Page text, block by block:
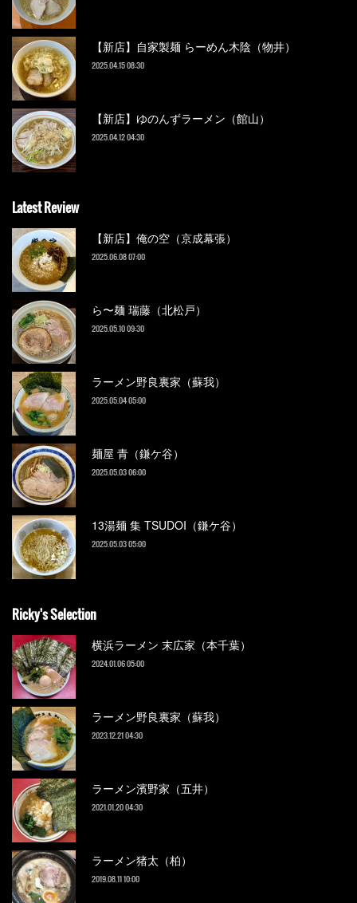
【新店】自家製麺 らーめん木陰（物井）
2025.04.15 08:30
【新店】ゆのんずラーメン（館山）
2025.04.12 04:30
Latest Review
【新店】俺の空（京成幕張）
2025.06.08 07:00
ら〜麺 瑞藤（北松戸）
2025.05.10 09:30
ラーメン野良裏家（蘇我）
2025.05.04 05:00
麺屋 青（鎌ケ谷）
2025.05.03 06:00
13湯麺 集 TSUDOI（鎌ケ谷）
2025.05.03 05:00
Ricky's Selection
横浜ラーメン 末広家（本千葉）
2024.01.06 05:00
ラーメン野良裏家（蘇我）
2023.12.21 04:30
ラーメン濱野家（五井）
2021.01.20 04:30
ラーメン猪太（柏）
2019.08.11 10:00